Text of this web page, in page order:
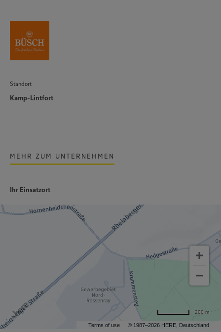
Standort
Kamp-Lintfort
MEHR ZUM UNTERNEHMEN
Ihr Einsatzort
Terms of use © 1987–2026 HERE, Deutschland
200 m